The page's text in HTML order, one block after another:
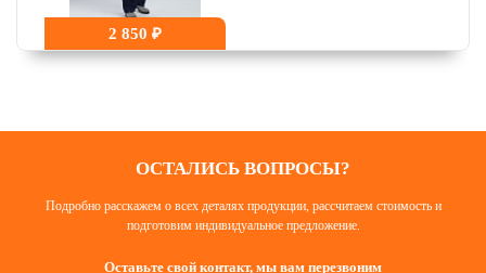
2 850 ₽
ОСТАЛИСЬ ВОПРОСЫ?
Подробно расскажем о всех деталях продукции, рассчитаем стоимость и
подготовим индивидуальное предложение.
Оставьте свой контакт, мы вам перезвоним